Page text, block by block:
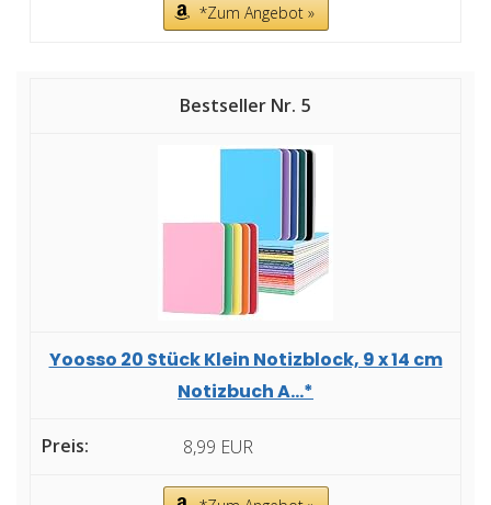
*Zum Angebot »
5
Yoosso 20 Stück Klein Notizblock, 9 x 14 cm
Notizbuch A...*
8,99 EUR